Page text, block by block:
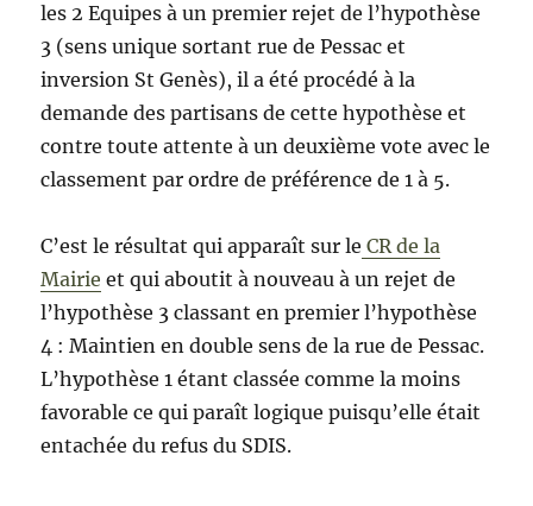
les 2 Equipes à un premier rejet de l’hypothèse
3 (sens unique sortant rue de Pessac et
inversion St Genès), il a été procédé à la
demande des partisans de cette hypothèse et
contre toute attente à un deuxième vote avec le
classement par ordre de préférence de 1 à 5.
C’est le résultat qui apparaît sur le CR de la
Mairie et qui aboutit à nouveau à un rejet de
l’hypothèse 3 classant en premier l’hypothèse
4 : Maintien en double sens de la rue de Pessac.
L’hypothèse 1 étant classée comme la moins
favorable ce qui paraît logique puisqu’elle était
entachée du refus du SDIS.